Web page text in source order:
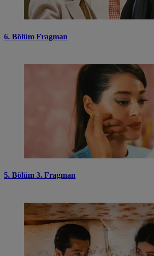
6. Bölüm Fragman
5. Bölüm 3. Fragman